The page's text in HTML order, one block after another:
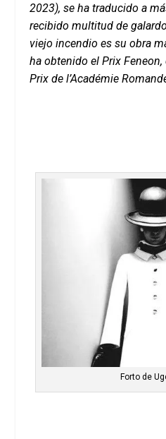
2023), se ha traducido a
recibido multitud de
viejo incendio es su obra
ha obtenido el Prix
Prix de l’Académie
Forto de